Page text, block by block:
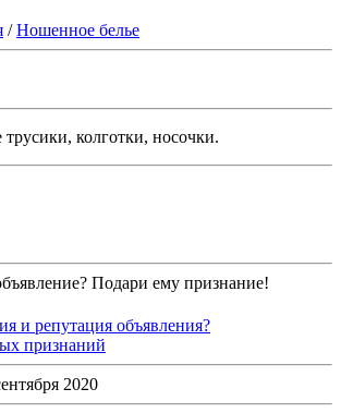
/Ношенное белье
колготки, носочки.
Подари ему признание!
и репутация объявления?
признаний
2020